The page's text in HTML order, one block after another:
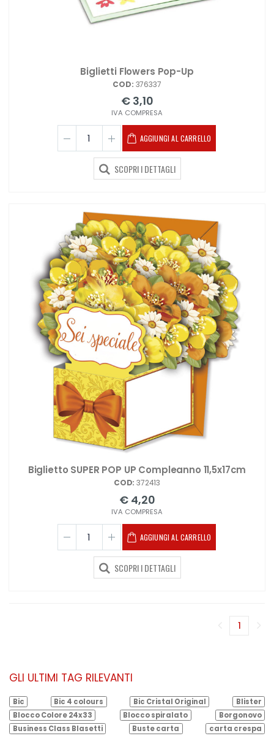
Biglietti Flowers Pop-Up
COD: 376337
€ 3,10
IVA COMPRESA
AGGIUNGI AL CARRELLO
SCOPRI I DETTAGLI
Biglietto SUPER POP UP Compleanno 11,5x17cm
COD: 372413
€ 4,20
IVA COMPRESA
AGGIUNGI AL CARRELLO
SCOPRI I DETTAGLI
1
GLI ULTIMI TAG RILEVANTI
Bic Bic 4 colours Bic Cristal Original
Blister
Blocco Colore 24x33
Blocco spiralato
Borgonovo
Business Class Blasetti
Buste carta
carta crespa